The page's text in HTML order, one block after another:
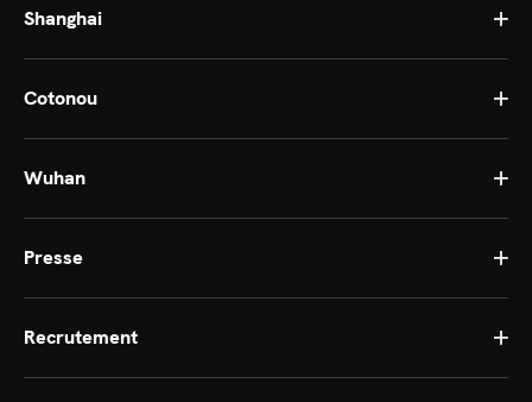
Shanghai
Cotonou
Wuhan
Presse
Recrutement